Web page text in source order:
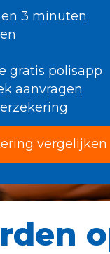
3 minuten
gratis polisapp
aanvragen
vergelijken